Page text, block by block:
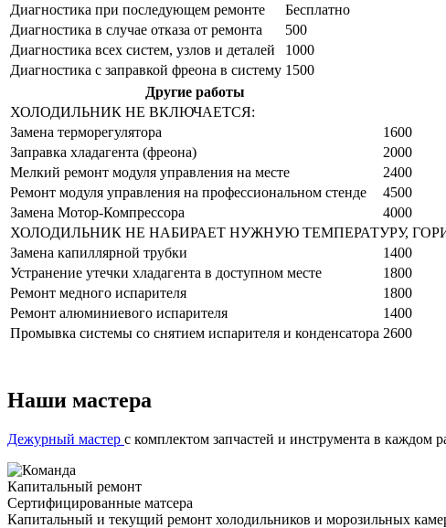
Диагностика при последующем ремонте
Бесплатно
Диагностика в случае отказа от ремонта
500
Диагностика всех систем, узлов и деталей
1000
Диагностика с заправкой фреона в систему 1500
Другие работы
ХОЛОДИЛЬНИК НЕ ВКЛЮЧАЕТСЯ:
Замена терморегулятора
1600
Заправка хладагента (фреона)
2000
Мелкий ремонт модуля управления на месте
2400
Ремонт модуля управления на профессиональном стенде
4500
Замена Мотор-Компрессора
4000
ХОЛОДИЛЬНИК НЕ НАБИРАЕТ НУЖНУЮ ТЕМПЕРАТУРУ,
Замена капиллярной трубки
1400
Устранение утечки хладагента в доступном месте
1800
Ремонт медного испарителя
1800
Ремонт алюминиевого испарителя
1400
Промывка системы со снятием испарителя и конденсатора 2600
Наши мастера
Дежурный мастер с комплектом запчастей и инструмента в каждом
Капитальный ремонт
Сертифицированные матсера
Капитальный и текущий ремонт холодильников и морозильных